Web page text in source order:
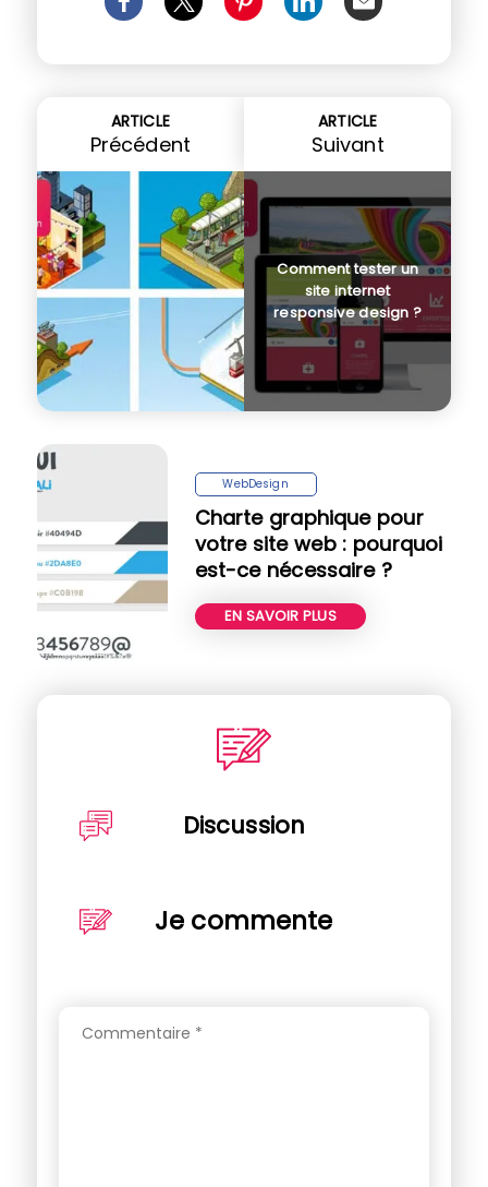
ARTICLE
Précédent
ARTICLE
Suivant
Comment tester un
site internet
responsive design ?
WebDesign
Charte graphique pour
votre site web : pourquoi
est-ce nécessaire ?
EN SAVOIR PLUS
Discussion
Je commente